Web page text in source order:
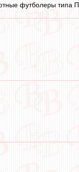
футболеры типа